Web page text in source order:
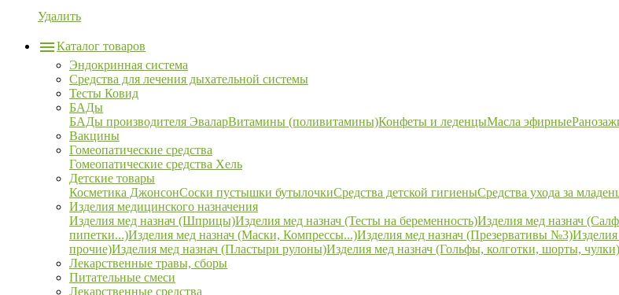
Удалить
Каталог товаров
Эндокринная система
Средства для лечения дыхательной системы
Тесты Ковид
БАДы
БАДы производителя ЭваларВитамины (поливитамины)Конфеты и леденцыМасла эфирные
Вакцины
Гомеопатические средства
Гомеопатические средства Хель
Детские товары
Косметика ДжонсонСоски пустышки бутылочкиСредства детской гигиеныСредства ухода за
Изделия медицинского назначения
Изделия мед назнач (Шприцы)Изделия мед назнач (Тесты на беременность)Изделия мед назнач
пипетки...)Изделия мед назнач (Маски, Компрессы...)Изделия мед назнач (Презервативы №3)
прочие)Изделия мед назнач (Пластыри рулоны)Изделия мед назнач (Гольфы, колготки, шорты, чулки)
Лекарственные травы, сборы
Питательные смеси
Лекарственные средства